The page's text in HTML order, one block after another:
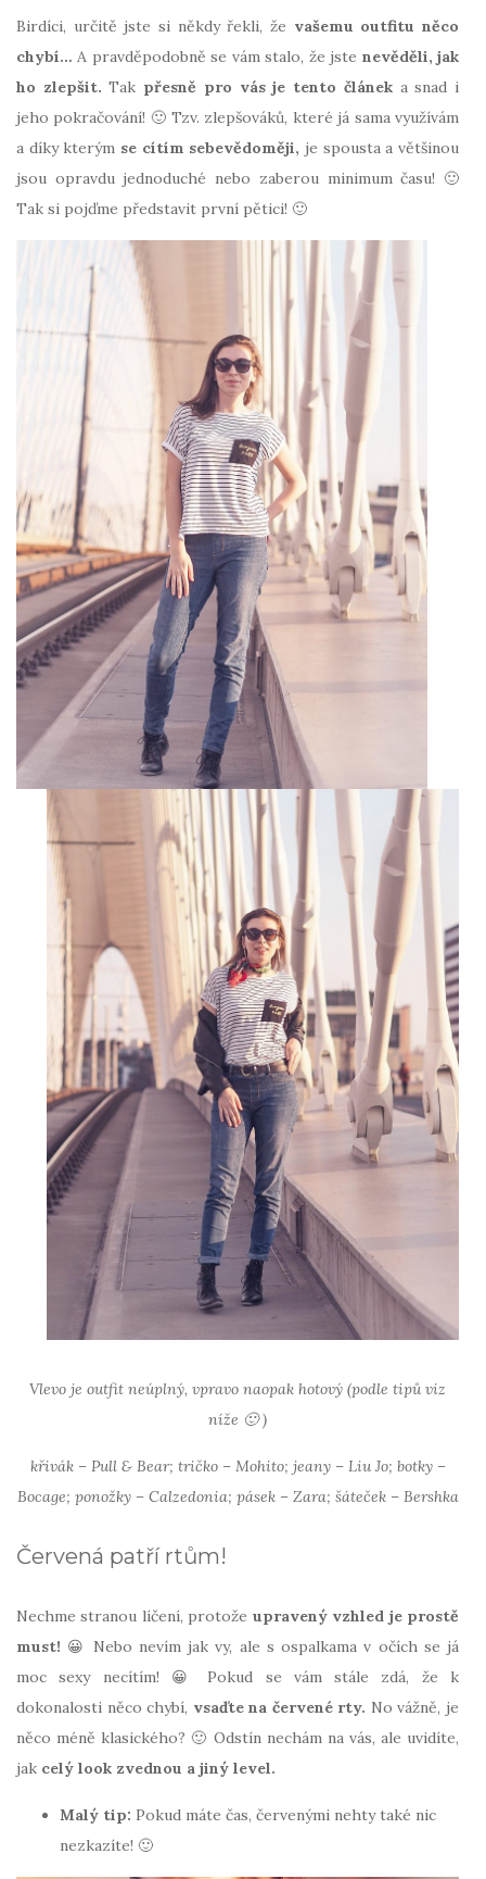
Birdíci, určitě jste si někdy řekli, že vašemu outfitu něco
chybí… A pravděpodobně se vám stalo, že jste nevěděli, jak
ho zlepšit. Tak přesně pro vás je tento článeka snad i
jeho pokračování! 🙂 Tzv. zlepšováků, které já sama využívám
a díky kterým se cítím sebevědoměji, je spousta a většinou
jsou opravdu jednoduché nebo zaberou minimum času! 🙂
Tak si pojďme představit první pětici! 🙂
Vlevo je outfit neúplný, vpravo naopak hotový (podle tipů viz
níže 🙂 )
křivák – Pull & Bear; tričko – Mohito; jeany – Liu Jo; botky –
Bocage; ponožky – Calzedonia; pásek – Zara; šáteček – Bershka
Červená patří rtům!
Nechme stranou líčení, protože upravený vzhled je prostě
must! 😀 Nebo nevím jak vy, ale s ospalkama v očích se já
moc sexy necítím! 😀 Pokud se vám stále zdá, že k
dokonalosti něco chybí, vsaďte na červené rty. No vážně, je
něco méně klasického? 🙂 Odstín nechám na vás, ale uvidíte,
jak celý look zvednou a jiný level.
Malý tip: Pokud máte čas, červenými nehty také nic
nezkazíte! 🙂